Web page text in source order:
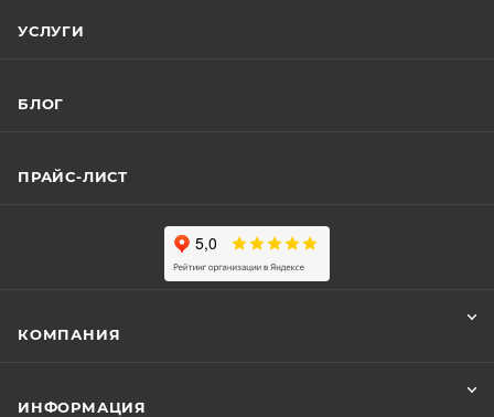
УСЛУГИ
БЛОГ
ПРАЙС-ЛИСТ
КОМПАНИЯ
ИНФОРМАЦИЯ